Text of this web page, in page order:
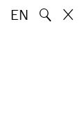
EN 🔍